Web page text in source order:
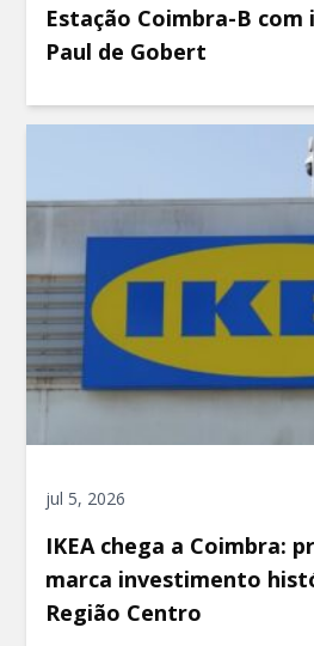
Estação Coimbra-B com
Paul de Gobert
jul 5, 2026
IKEA chega a Coimbra:
marca investimento
Região Centro